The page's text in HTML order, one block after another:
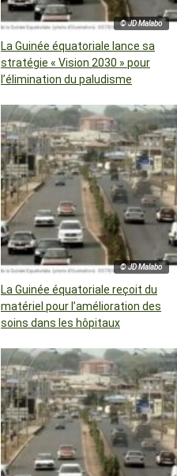
© JD Malabo
La Guinée équatoriale lance sa
stratégie « Vision 2030 » pour
l’élimination du paludisme
© JD Malabo
La Guinée équatoriale reçoit du
matériel pour l’amélioration des
soins dans les hôpitaux